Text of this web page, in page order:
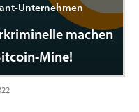
Unternehmen
machen
Mine!